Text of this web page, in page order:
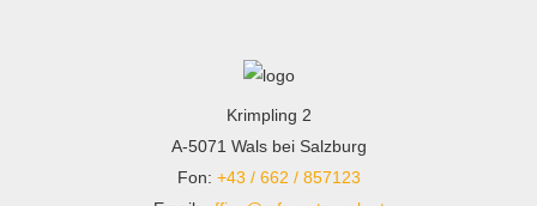
Krimpling 2
A-5071 Wals bei Salzburg
Fon: +43 / 662 / 857123